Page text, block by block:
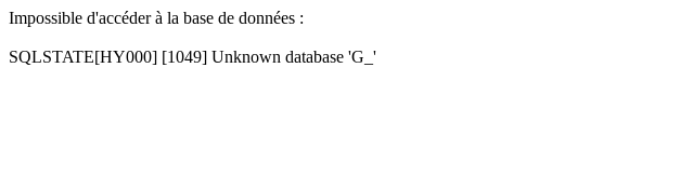
Impossible d'accéder à la base de données :
SQLSTATE[HY000] [1049] Unknown database 'G_'